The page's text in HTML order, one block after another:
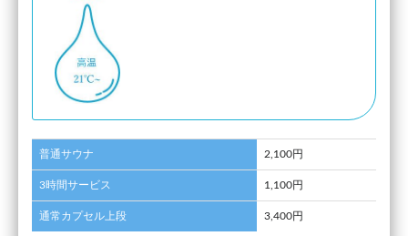
普通サウナ 2,100円
3時間サービス 1,100円
通常カプセル上段 3,400円